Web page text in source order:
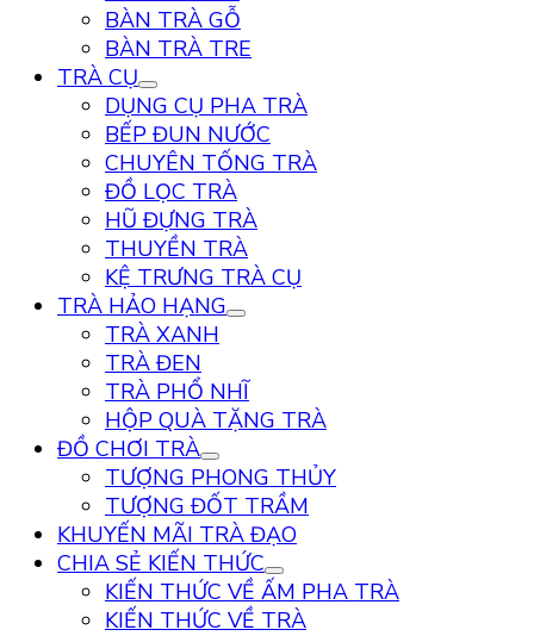
BÀN TRÀ GỖ
BÀN TRÀ TRE
TRÀ CỤ
DỤNG CỤ PHA TRÀ
BẾP ĐUN NƯỚC
CHUYÊN TỐNG TRÀ
ĐỒ LỌC TRÀ
HŨ ĐỰNG TRÀ
THUYỀN TRÀ
KỆ TRƯNG TRÀ CỤ
TRÀ HẢO HẠNG
TRÀ XANH
TRÀ ĐEN
TRÀ PHỔ NHĨ
HỘP QUÀ TẶNG TRÀ
ĐỒ CHƠI TRÀ
TƯỢNG PHONG THỦY
TƯỢNG ĐỐT TRẦM
KHUYẾN MÃI TRÀ ĐẠO
CHIA SẺ KIẾN THỨC
KIẾN THỨC VỀ ẤM PHA TRÀ
KIẾN THỨC VỀ TRÀ